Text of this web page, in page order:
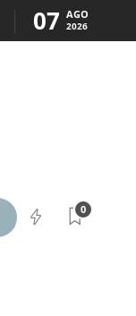
07 AGO
2026
0